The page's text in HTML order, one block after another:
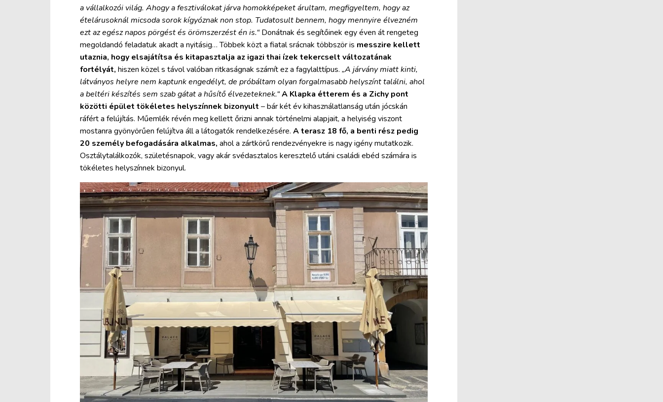
a vállalkozói világ. Ahogy a fesztiválokat járva homokképeket árultam, megfigyeltem, hogy az
ételárusoknál micsoda sorok kígyóznak non stop. Tudatosult bennem, hogy mennyire élvezném
ezt az egész napos pörgést és örömszerzést én is.“ Donátnak és segítőinek egy éven át rengeteg
megoldandó feladatuk akadt a nyitásig… Többek közt a fiatal srácnak többször is messzire kellett
utaznia, hogy elsajátítsa és kitapasztalja az igazi thai ízek tekercselt változatának
fortélyát, hiszen közel s távol valóban ritkaságnak számít ez a fagylalttípus. „A járvány miatt kinti,
látványos helyre nem kaptunk engedélyt, de próbáltam olyan forgalmasabb helyszínt találni, ahol
a beltéri készítés sem szab gátat a hűsítő élvezeteknek.“A Klapka étterem és a Zichy pont
közötti épület tökéletes helyszínnek bizonyult – bár két év kihasználatlanság után jócskán
ráfért a felújítás. Műemlék révén meg kellett őrizni annak történelmi alapjait, a helyiség viszont
mostanra gyönyörűen felújítva áll a látogatók rendelkezésére. A terasz 18 fő, a benti rész pedig
20 személy befogadására alkalmas, ahol a zártkörű rendezvényekre is nagy igény mutatkozik.
Osztálytalálkozók, születésnapok, vagy akár svédasztalos keresztelő utáni családi ebéd számára is
tökéletes helyszínnek bizonyul.